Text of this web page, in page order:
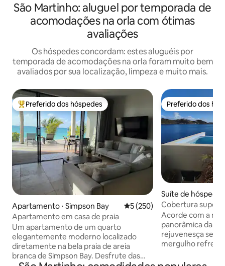
São Martinho: aluguel por temporada de
acomodações na orla com ótimas
avaliações
Os hóspedes concordam: estes aluguéis por
temporada de acomodações na orla foram muito bem
avaliados por sua localização, limpeza e muito mais.
Entre os melhores preferidos dos hóspedes
Preferido dos hóspedes
Apartamento ⋅ Simpson Bay 5 de uma avaliação média de
5 (250)
Apartamento em casa de praia
Um apartamento de um quarto
elegantemente moderno localizado
diretamente na bela praia de areia
branca de Simpson Bay. Desfrute das
Preferido dos
Preferido dos
Suíte de
y
Cobertura
borda infinita e
panorâmica
Acorde com a
panorâmica da
rejuvenesça seu
mergulho
com um café ou